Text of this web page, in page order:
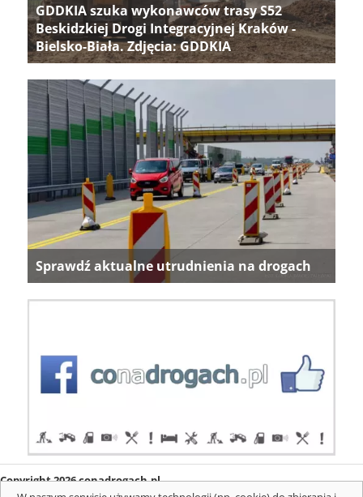
GDDKIA szuka wykonawców trasy S52
Beskidzkiej Drogi Integracyjnej Kraków -
Bielsko-Biała. Zdjęcia: GDDKIA
Sprawdź aktualne utrudnienia na drogach
Copyright 2026 conadrogach.pl